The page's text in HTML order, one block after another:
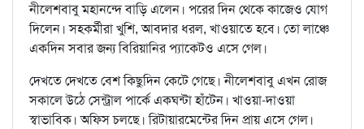
নীলেশবাবু মহানন্দে বাড়ি এলেন। পরের দিন থেকে কাজেও যোগ
দিলেন। সহকর্মীরা খুশি, আবদার ধরল, খাওয়াতে হবে। তো লাঞ্চে
একদিন সবার জন্য বিরিয়ানির প্যাকেটও এসে গেল।
দেখতে দেখতে বেশ কিছুদিন কেটে গেছে। নীলেশবাবু এখন রোজ
সকালে উঠে সেন্ট্রাল পার্কে একঘন্টা হাঁটেন। খাওয়া-দাওয়া
স্বাভাবিক। অফিস চলছে। রিটায়ারমেন্টের দিন প্রায় এসে গেল।